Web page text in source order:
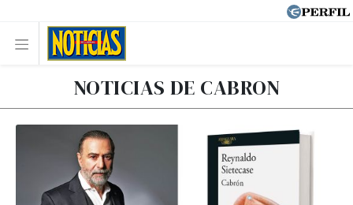
NOTICIAS DE CABRON